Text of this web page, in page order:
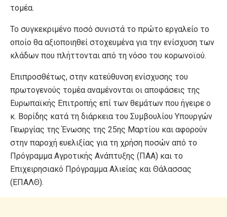
τομέα.
Το συγκεκριμένο ποσό συνιστά το πρώτο εργαλείο το
οποίο θα αξιοποιηθεί στοχευμένα για την ενίσχυση των
κλάδων που πλήττονται από τη νόσο του κορωνοϊού.
Επιπροσθέτως, στην κατεύθυνση ενίσχυσης του
πρωτογενούς τομέα αναμένονται οι αποφάσεις της
Ευρωπαϊκής Επιτροπής επί των θεμάτων που ήγειρε ο
κ. Βορίδης κατά τη διάρκεια του Συμβουλίου Υπουργών
Γεωργίας της Ένωσης της 25ης Μαρτίου και αφορούν
στην παροχή ευελιξίας για τη χρήση ποσών από το
Πρόγραμμα Αγροτικής Ανάπτυξης (ΠΑΑ) και το
Επιχειρησιακό Πρόγραμμα Αλιείας και Θάλασσας
(ΕΠΑΛΘ).